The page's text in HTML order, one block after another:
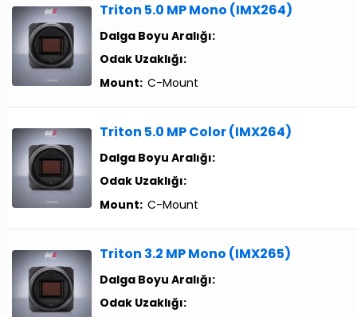
Triton 5.0 MP Mono (IMX264)
Dalga Boyu Aralığı:
Odak Uzaklığı:
Mount: C-Mount
Triton 5.0 MP Color (IMX264)
Dalga Boyu Aralığı:
Odak Uzaklığı:
Mount: C-Mount
Triton 3.2 MP Mono (IMX265)
Dalga Boyu Aralığı:
Odak Uzaklığı: